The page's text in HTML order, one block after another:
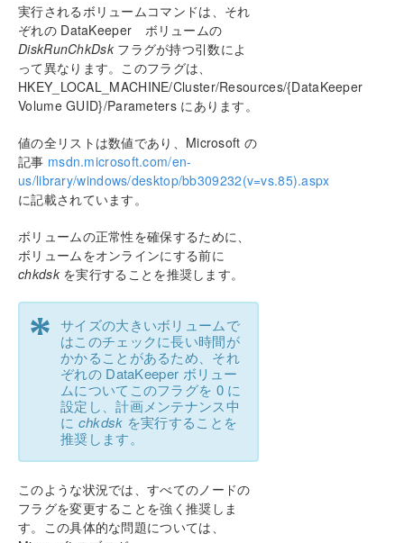
ジョブに関連する作業
ミラーの操作
DKCE ノードのリプレース方法
共有ボリュームに関連する作業
Windows Server 2012 上での Microsoft iSCSI ター
DataKeeper Notification Icon
AWS エフェメラルストレージ上の DataKeeper イ
ンテントログ
DataKeeperターゲットスナップショット
Hyper-V 仮想マシンのディザスタリカバリを行う
クラスタリング
クラスターにノードを追加する
クラスタボリュームがオンラインのときにクラ
スタボリューム上で chkdsk を実行する
WSFCでDataKeeperボリュームリソースを作成
する
DataKeeper Volume Resource Health Check
DataKeeper ボリュームリソースプライベート
プロパティ
クラスタからのノードの削除
クラスター化された DataKeeper ボリュームを
単一の SQL サーバノードをクラスタに拡張す
る
DataKeeper により、従来の 2 ノード構成の
実行されるボリュームコマンドは、それ
ぞれの DataKeeper ボリュームの
DiskRunChkDskフラグが持つ引数によ
って異なります。このフラグは、
HKEY_LOCAL_MACHINE/Cluster/Resources/{DataKeeper
Volume GUID}/Parameters にあります。
値の全リストは数値であり、Microsoft の
記事 msdn.microsoft.com/en-
us/library/windows/desktop/bb309232(v=vs.85).aspx
に記載されています。
ボリュームの正常性を確保するために、
ボリュームをオンラインにする前に
chkdskを実行することを推奨します。
* サイズの大きいボリュームで
はこのチェックに長い時間が
かかることがあるため、それ
ぞれの DataKeeper ボリュー
ムについてこのフラグを 0 に
設定し、計画メンテナンス中
に chkdsk を実行することを
推奨します。
このような状況では、すべてのノードの
フラグを変更することを強く推奨しま
す。この具体的な問題については、